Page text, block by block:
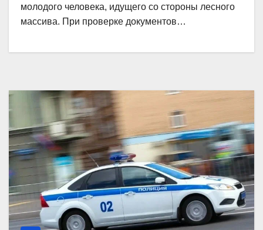
молодого человека, идущего со стороны лесного
массива. При проверке документов…